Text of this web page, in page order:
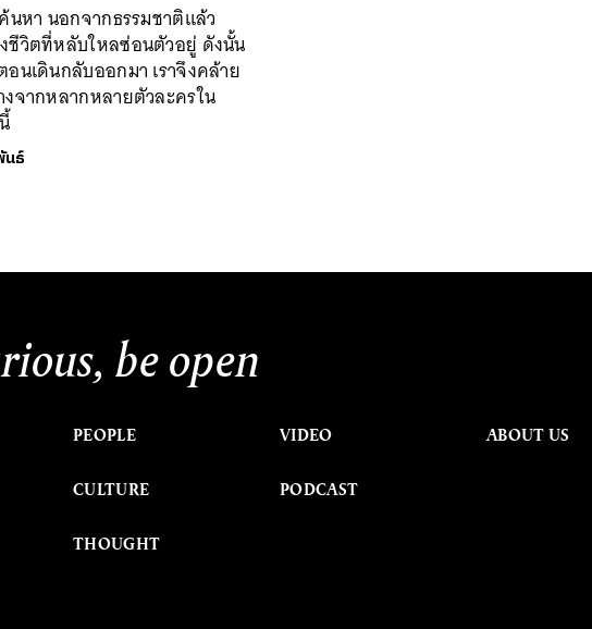
นหา นอกจากธรรมชาติแล้ว
ชีวิตที่หลับใหลซ่อนตัวอยู่ ดังนั้น
อนเดินกลับออกมา เราจึงคล้าย
จากหลากหลายตัวละครใน
นธ์
be open
PEOPLE
CULTURE
THOUGHT
VIDEO
PODCAST
ABOUT US